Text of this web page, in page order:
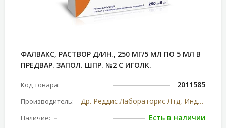
ФАЛВАКС, РАСТВОР Д/ИН., 250 МГ/5 МЛ ПО 5 МЛ В
ПРЕДВАР. ЗАПОЛ. ШПР. №2 С ИГОЛК.
Код товара: 2011585
Производитель: Др. Реддис Лабораторис Лтд, Индия
Наличие: Есть в наличии